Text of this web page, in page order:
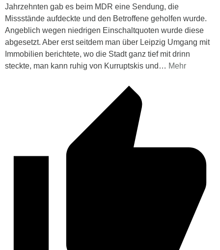
Jahrzehnten gab es beim MDR eine Sendung, die
Missstände aufdeckte und den Betroffene geholfen wurde.
Angeblich wegen niedrigen Einschaltquoten wurde diese
abgesetzt. Aber erst seitdem man über Leipzig Umgang mit
Immobilien berichtete, wo die Stadt ganz tief mit drinn
steckte, man kann ruhig von Kurruptskis und … Mehr